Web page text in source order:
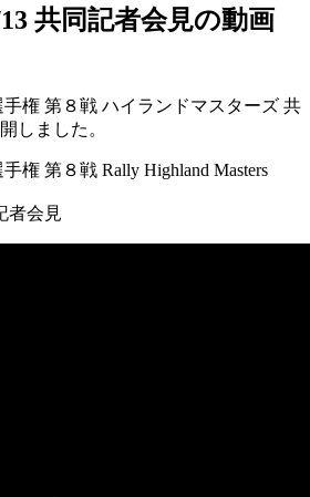
共同記者会見の動画
手権 第８戦 ハイランドマスターズ 共
しました。
権 第８戦 Rally Highland Masters
者会見